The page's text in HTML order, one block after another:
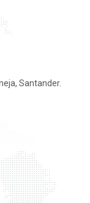
Santander.